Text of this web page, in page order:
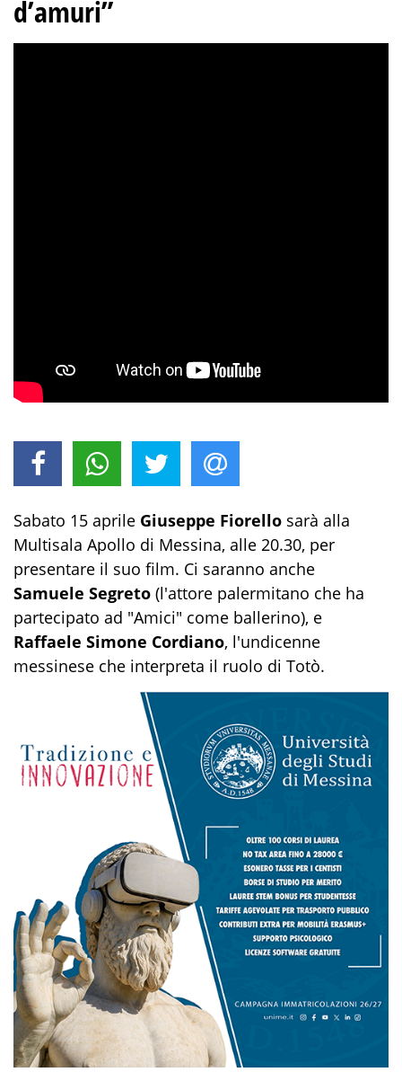
d’amuri”
Sabato 15 aprile Giuseppe Fiorello sarà alla
Multisala Apollo di Messina, alle 20.30, per
presentare il suo film. Ci saranno anche
Samuele Segreto (l'attore palermitano che ha
partecipato ad "Amici" come ballerino), e
Raffaele Simone Cordiano, l'undicenne
messinese che interpreta il ruolo di Totò.